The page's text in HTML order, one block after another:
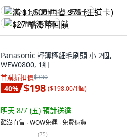
满 $1,500 再省 $75 (王道卡)
$27 酷澎幣回饋
Panasonic 輕薄極細毛刷頭 小 2個,
WEW0800, 1組
首購折扣價$330
40% $198 ($198.00/1個)
明天 8/7 (五) 預計送達
酷澎直售 ∙ WOW免運 ∙ 免費退貨
(75)